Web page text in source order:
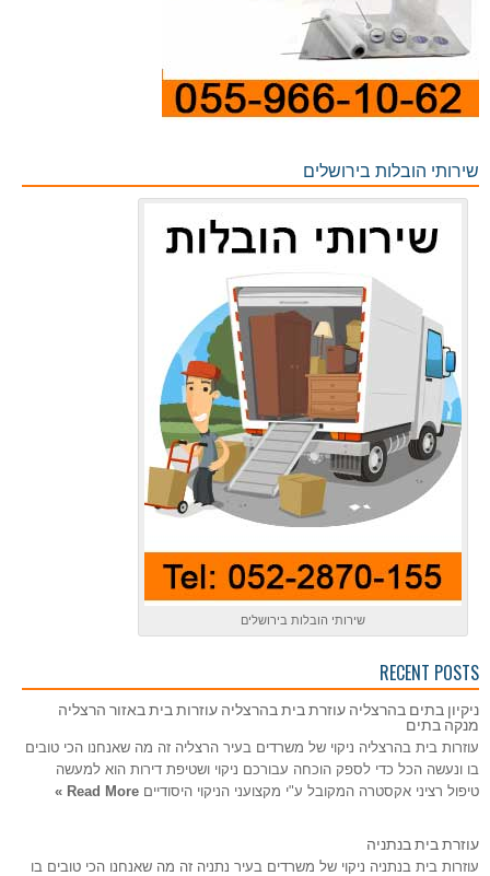
שירותי הובלות בירושלים
שירותי הובלות בירושלים
RECENT POSTS
ניקיון בתים בהרצליה עוזרת בית בהרצליה עוזרות בית באזור הרצליה
מנקה בתים
עוזרות בית בהרצליה ניקוי של משרדים בעיר הרצליה זה מה שאנחנו הכי טובים
בו ונעשה הכל כדי לספק הוכחה עבורכם ניקוי ושטיפת דירות הוא למעשה
טיפול רציני אקסטרה המקובל ע"י מקצועני הניקוי היסודיים Read More »
עוזרת בית בנתניה
עוזרות בית בנתניה ניקוי של משרדים בעיר נתניה זה מה שאנחנו הכי טובים בו